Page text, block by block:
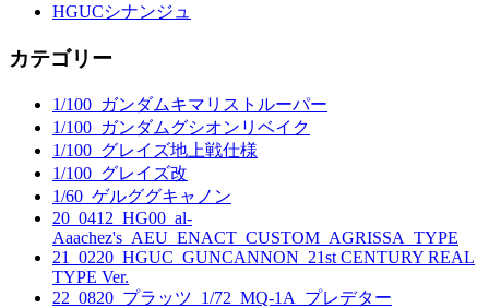
HGUCシナンジュ
カテゴリー
1/100_ガンダムキマリストルーパー
1/100_ガンダムグシオンリベイク
1/100_グレイズ地上戦仕様
1/100_グレイズ改
1/60_ゲルググキャノン
20_0412_HG00_al-
Aaachez's_AEU_ENACT_CUSTOM_AGRISSA_TYPE
21_0220_HGUC_GUNCANNON_21st CENTURY REAL
TYPE Ver.
22_0820_プラッツ_1/72_MQ-1A_プレデター